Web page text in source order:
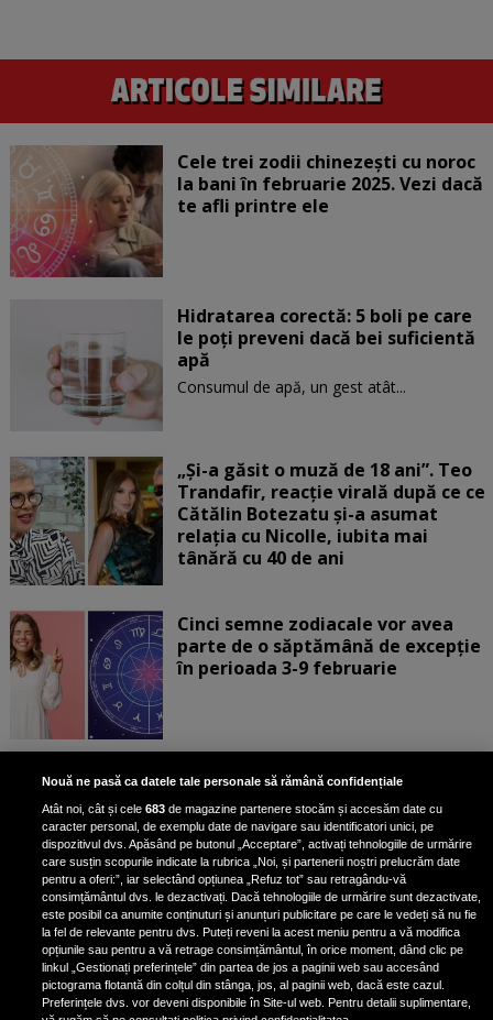
Cele trei zodii chinezești cu noroc
la bani în februarie 2025. Vezi dacă
te afli printre ele
Hidratarea corectă: 5 boli pe care
le poți preveni dacă bei suficientă
apă
Consumul de apă, un gest atât...
„Și-a găsit o muză de 18 ani”. Teo
Trandafir, reacție virală după ce ce
Cătălin Botezatu și-a asumat
relația cu Nicolle, iubita mai
tânără cu 40 de ani
Cinci semne zodiacale vor avea
parte de o săptămână de excepție
în perioada 3-9 februarie
Aur albastru: superalimentul
bogat în fier care reduce
colesterolul și combate
îmbătrânirea
Claudia Pătrășcanu, mărturisiri
despre relația cu Liviu Vârciu. De ce
s-au despărțit cei doi: „Eu mi-aș fi
dorit să fi rămas doar prieteni”
Nouă ne pasă ca datele tale personale să rămână confidențiale
Atât noi, cât și cele683 de magazine partenere stocăm și accesăm date cu
caracter personal, de exemplu date de navigare sau identificatori unici, pe
dispozitivul dvs. Apăsând pe butonul „Acceptare”, activați tehnologiile de urmărire
care susțin scopurile indicate la rubrica „Noi, și partenerii noștri prelucrăm date
pentru a oferi:”, iar selectând opțiunea „Refuz tot” sau retragându-vă
consimțământul dvs. le dezactivați. Dacă tehnologiile de urmărire sunt dezactivate,
este posibil ca anumite conținuturi și anunțuri publicitare pe care le vedeți să nu fie
la fel de relevante pentru dvs. Puteți reveni la acest meniu pentru a vă modifica
opțiunile sau pentru a vă retrage consimțământul, în orice moment, dând clic pe
linkul „Gestionați preferințele” din partea de jos a paginii web sau accesând
pictograma flotantă din colțul din stânga, jos, al paginii web, dacă este cazul.
Preferințele dvs. vor deveni disponibile în Site-ul web. Pentru detalii suplimentare,